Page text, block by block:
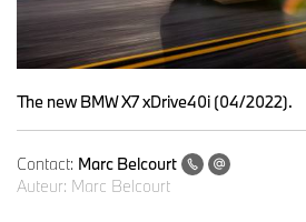
The new BMW X7 xDrive40i (04/2022).
Contact: Marc Belcourt
Auteur: Marc Belcourt